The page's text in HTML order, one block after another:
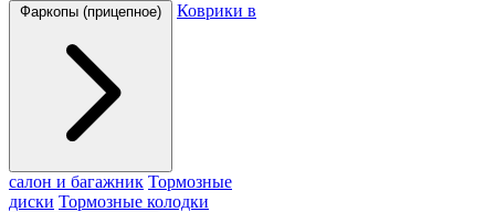
Фаркопы (прицепное) Коврики в
салон и багажник Тормозные
диски Тормозные колодки